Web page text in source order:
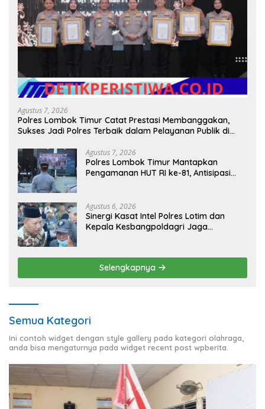
Agustus 7, 2026
Polres Lombok Timur Catat Prestasi Membanggakan,
Sukses Jadi Polres Terbaik dalam Pelayanan Publik di
Agustus 7, 2026
Polres Lombok Timur Mantapkan
Pengamanan HUT RI ke-81, Antisipasi
Agustus 6, 2026
Sinergi Kasat Intel Polres Lotim dan
Kepala Kesbangpoldagri Jaga
Selengkapnya
Semua Kategori
Ini contoh widget dengan style gallery pada kategori olahraga,
anda bisa mengaturnya pada widget recent post wpberita.